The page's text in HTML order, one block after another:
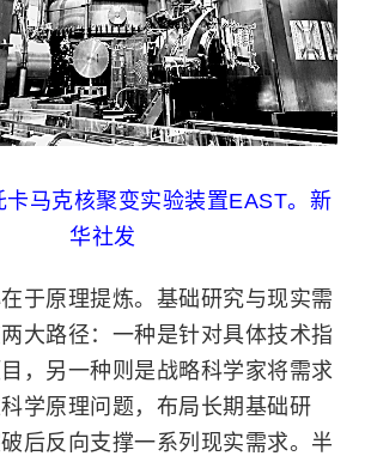
克核聚变实验装置EAST。新
华社发
原理提炼。基础研究与现实需
大路径：一种是针对具体技术指
，另一种则是战略科学家将需求
学原理问题，布局长期基础研
后反向支撑一系列现实需求。半